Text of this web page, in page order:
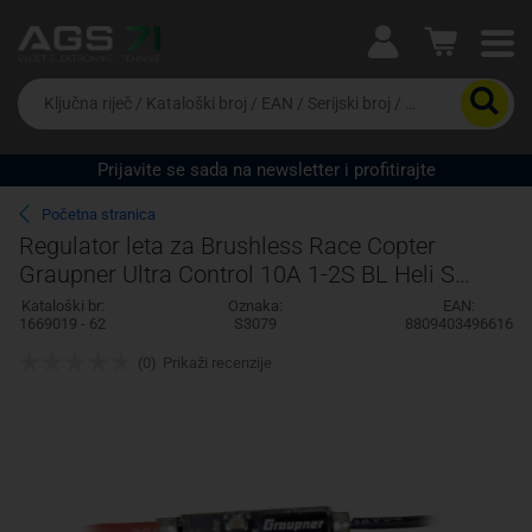
Ova postavka prilagođava asortiman proizvoda i
cijene vašim potrebama.
Da
biste
potražili
proizvod,
unesite
ključnu
riječ,
kataloški
broj,
EAN
ili
Prijavite se sada na newsletter i profitirajte
Početna stranica
Regulator leta za Brushless Race Copter
Graupner Ultra Control 10A 1-2S BL Heli S
Opteretivost (maks.): 10 A
Kataloški br:
1669019 - 62
Oznaka:
S3079
EAN:
8809403496616
(0) Prikaži recenzije